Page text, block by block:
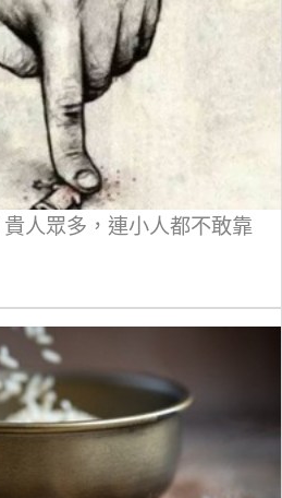
貴人眾多，連小人都不敢靠